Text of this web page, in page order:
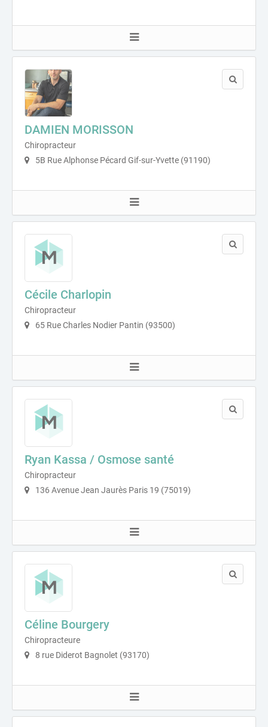
DAMIEN MORISSON
Chiropracteur
5B Rue Alphonse Pécard Gif-sur-Yvette (91190)
Cécile Charlopin
Chiropracteur
65 Rue Charles Nodier Pantin (93500)
Ryan Kassa / Osmose santé
Chiropracteur
136 Avenue Jean Jaurès Paris 19 (75019)
Céline Bourgery
Chiropracteure
8 rue Diderot Bagnolet (93170)